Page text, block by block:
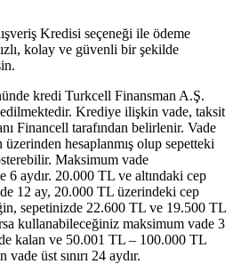
Kredisi seçeneği ile ödeme
kolay ve güvenli bir şekilde
kredi Turkcell Finansman A.Ş.
Krediye ilişkin vade, taksit
Financell tarafından belirlenir. Vade
hesaplanmış olup sepetteki
Maksimum vade
6 aydır. 20.000 TL ve altındaki cep
12 ay, 20.000 TL üzerindeki cep
sepetinizde 22.600 TL ve 19.500 TL
kullanabileceğiniz maksimum vade 3
kalan ve 50.001 TL – 100.000 TL
üst sınırı 24 aydır.